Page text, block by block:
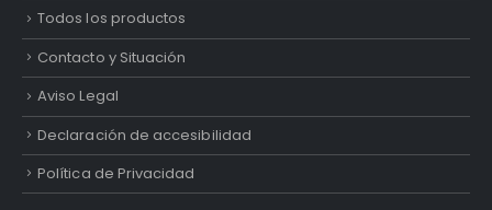
Todos los productos
Contacto y Situación
Aviso Legal
Declaración de accesibilidad
Política de Privacidad